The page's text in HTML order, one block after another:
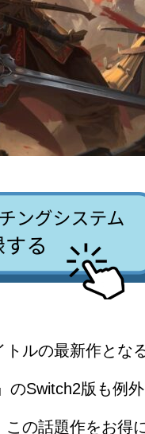
ルの最新作とな
のSwitch2版も例
の話題作をお得